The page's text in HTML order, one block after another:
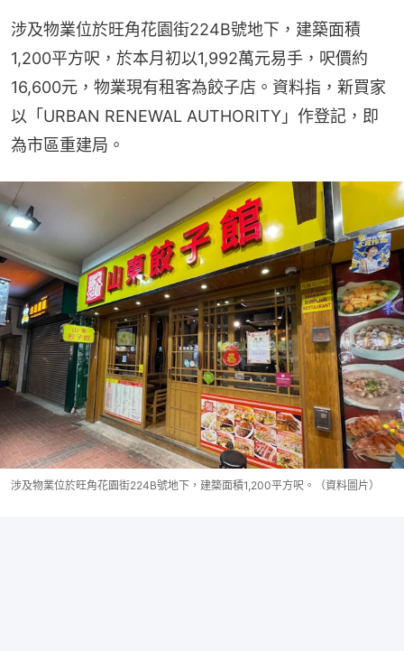
涉及物業位於旺角花園街224B號地下，建築面積
1,200平方呎，於本月初以1,992萬元易手，呎價約
16,600元，物業現有租客為餃子店。資料指，新買家
以「URBAN RENEWAL AUTHORITY」作登記，即
為市區重建局。
涉及物業位於旺角花園街224B號地下，建築面積1,200平方呎。（資料圖片）